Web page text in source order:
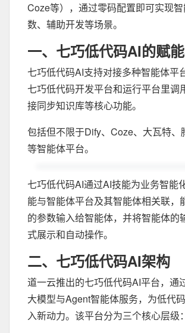
Coze等），通过零码配置即可实现
数、辅助开发等场景。
一、七巧低代码AI的赋
七巧低代码AI支持对接多种智能体平
七巧低代码开发平台和运行平台里调
接同步知识库等核心功能。
包括但不限于Dify、Coze、大瓦特、
等智能体平台。
七巧低代码AI通过AI技能为业务智能
能与智能体平台及其智能体相关联，
的参数输入给智能体，并将智能体的
式展示和自动操作。
二、七巧低代码AI架构
道一云推出的七巧低代码AI平台，通
大模型与Agent智能体服务，为低代
入新动力。该平台分为三个核心层级：